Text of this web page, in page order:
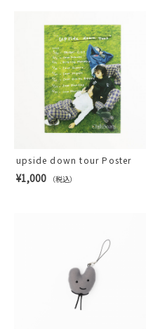
upside down tour Poster
¥1,000 （税込）